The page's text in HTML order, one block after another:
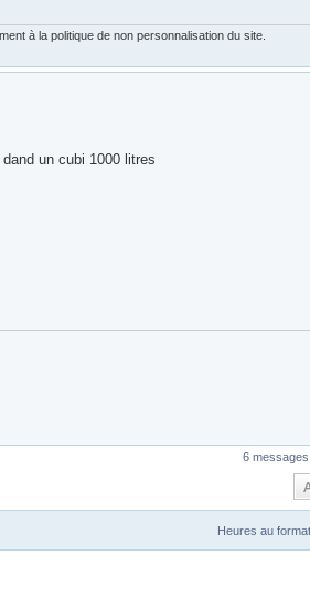
à la politique de non personnalisation du site.
un cubi 1000 litres
6 messages
Heures au format